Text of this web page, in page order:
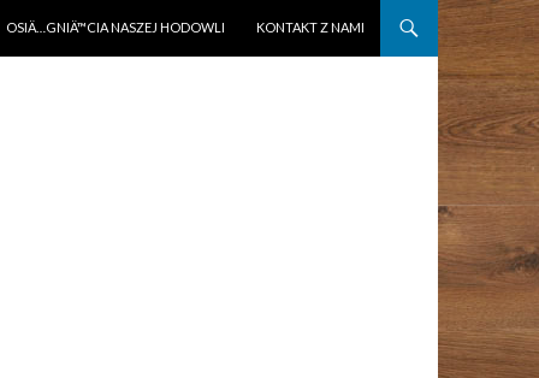
OSIÄ…GNIÄ™CIA NASZEJ HODOWLI KONTAKT Z NAMI